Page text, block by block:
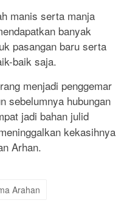
manis serta manja
banyak
pasangan baru serta
baik saja.
menjadi penggemar
sebelumnya hubungan
jadi bahan julid
kekasihnya
Arhan.
Arahan